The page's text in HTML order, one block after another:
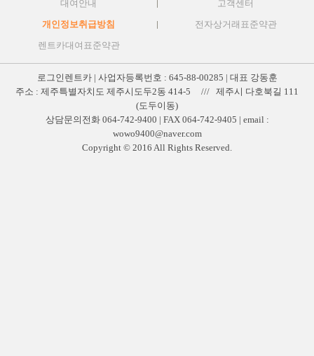
대여안내 고객센터
개인정보취급방침 전자상거래표준약관
렌트카대여표준약관
로그인렌트카 | 사업자등록번호 : 645-88-00285 | 대표 강동훈
주소 : 제주특별자치도 제주시도두2동 414-5 /// 제주시 다호북길 111
(도두이동)
상담문의전화 064-742-9400 | FAX 064-742-9405 | email :
wowo9400@naver.com
Copyright © 2016 All Rights Reserved.